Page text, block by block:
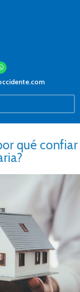
qué confiar